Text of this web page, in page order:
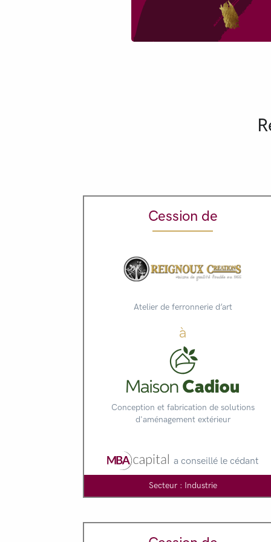
Cession de
Atelier de ferronnerie d’art
à
Conception et fabrication de solutions
d'aménagement extérieur
a conseillé le cédant
Secteur : Industrie